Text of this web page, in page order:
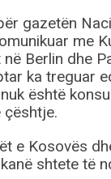
gazetën
me
Berlin dhe
ka treguar
është
çështje.
e Kosovës
shtete të